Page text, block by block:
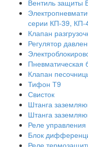
Вентиль защиты
серии КП-39,
Клапан
Регулятор
Пневматическая
Клапан
Тифон Т9
Свисток
Штанга
Штанга
Реле
Блок